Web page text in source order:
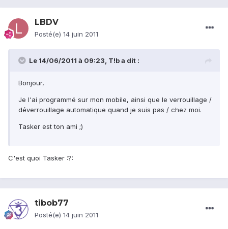
LBDV
Posté(e) 14 juin 2011
Le 14/06/2011 à 09:23, T!b a dit :
Bonjour,
Je l'ai programmé sur mon mobile, ainsi que le verrouillage /
déverrouillage automatique quand je suis pas / chez moi.
Tasker est ton ami ;)
C'est quoi Tasker :?:
tibob77
Posté(e) 14 juin 2011